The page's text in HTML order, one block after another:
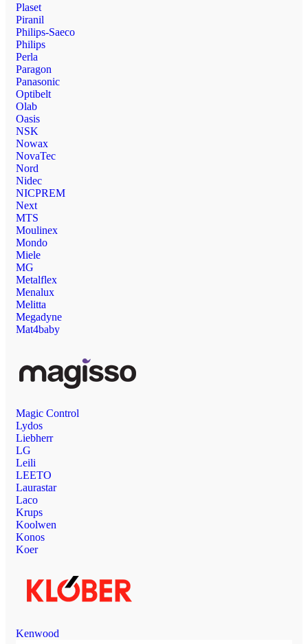
Plaset
Piranil
Philips-Saeco
Philips
Perla
Paragon
Panasonic
Optibelt
Olab
Oasis
NSK
Nowax
NovaTec
Nord
Nidec
NICPREM
Next
MTS
Moulinex
Mondo
Miele
MG
Metalflex
Menalux
Melitta
Megadyne
Mat4baby
Magic Control
Lydos
Liebherr
LG
Leili
LEETO
Laurastar
Laco
Krups
Koolwen
Konos
Koer
Kenwood